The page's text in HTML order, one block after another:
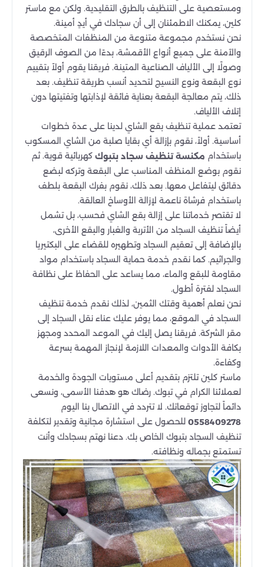
ومستعصية على التنظيف بالطرق التقليدية. ولكن مع ماستر
كلين، يمكنك الاطمئنان إلى أن سجادك في أيدٍ أمينة.
نحن نستخدم مجموعة متنوعة من المنظفات المتخصصة
والآمنة على جميع أنواع الأقمشة، بدءًا من الصوف الرقيق
وصولًا إلى الألياف الصناعية المتينة. فريقنا يقوم أولاً بتقييم
نوع البقعة ونوع النسيج لتحديد أنسب طريقة تنظيف. بعد
ذلك، يتم معالجة البقعة بعناية فائقة لإذابتها وتفتيتها دون
إتلاف الألياف.
تعتمد عملية تنظيف بقع الشاي لدينا على عدة خطوات
أساسية. أولاً، نقوم بإزالة أي بقايا صلبة من الشاي المسكوب
باستخدام مكنسة تنظيف سجاد بتبوك كهربائية قوية. ثم
نقوم بوضع المنظف المناسب على البقعة وتركه لبضع
دقائق ليتفاعل معها. بعد ذلك، نقوم بفرك البقعة بلطف
باستخدام فرشاة ناعمة لإزالة الأوساخ العالقة.
لا تقتصر خدماتنا على إزالة بقع الشاي فحسب، بل تشمل
أيضاً تنظيف السجاد من الأتربة والغبار والبقع الأخرى،
بالإضافة إلى تعقيم السجاد وتطهيره للقضاء على البكتيريا
والجراثيم. كما نقدم خدمة حماية السجاد باستخدام مواد
مقاومة للبقع والماء، مما يساعد على الحفاظ على نظافة
السجاد لفترة أطول.
نحن نعلم أهمية وقتك الثمين، لذلك نقدم خدمة تنظيف
السجاد في الموقع، مما يوفر عليك عناء نقل السجاد إلى
مقر الشركة. فريقنا يصل إليك في الموعد المحدد ومجهز
بكافة الأدوات والمعدات اللازمة لإنجاز المهمة بسرعة
وكفاءة.
ماستر كلين تلتزم بتقديم أعلى مستويات الجودة والخدمة
لعملائنا الكرام في تبوك. رضاك هو هدفنا الأسمى، ونسعى
دائماً لتجاوز توقعاتك. لا تتردد في الاتصال بنا اليوم
0558409278 للحصول على استشارة مجانية وتقدير لتكلفة
تنظيف السجاد بتبوك الخاص بك. دعنا نهتم بسجادك وأنت
تستمتع بجماله ونظافته.